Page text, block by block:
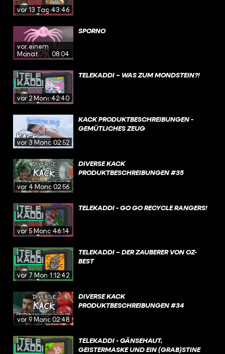
vor 13 Tagen43:46
vor einem
Monat
08:04
SPORNO
vor 2 Monaten
42:40
TELEKADDI – WAS ZUM MONDSTEIN?!
vor 3 Monaten
02:52
KACK PRODUKTBESCHREIBUNGEN -
GEMÜTLICHES ZEUG
vor 4 Monaten
02:56
DIVERSE KACK
PRODUKTBESCHREIBUNGEN #35
vor 5 Monaten
46:14
TELEKADDI - GO GO RECYCLE RANGERS!
vor 7 Monaten
1:12:42
TELEKADDI – DER ZAUBERER VON OZ-
BEST
vor 9 Monaten
02:48
DIVERSE KACK
PRODUKTBESCHREIBUNGEN #34
TELEKADDI - GÄNSEHAUT,
GEISTERMASKE UND EIN (GRAB)STINE